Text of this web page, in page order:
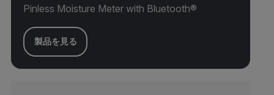
Pinless Moisture Meter with Bluetooth®
製品を見る